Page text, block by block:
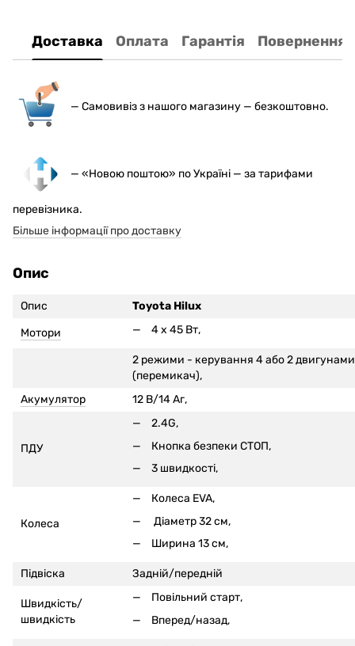
Доставка Оплата Гарантія Повернення
— Самовивіз з нашого магазину — безкоштовно.
— «Новою поштою» по Україні — за тарифами
перевізника.
Більше інформації про доставку
Опис
Опис
Toyota Hilux
Мотори
4 x 45 Вт,
2 режими - керування 4 або 2 двигунами
(перемикач),
Акумулятор
12 В/14 Аг,
ПДУ
2.4G,
Кнопка безпеки СТОП,
3 швидкості,
Колеса
Колеса EVA,
Діаметр 32 см,
Ширина 13 см,
Підвіска Задній/передній
Швидкість/
швидкість
Повільний старт,
Вперед/назад,